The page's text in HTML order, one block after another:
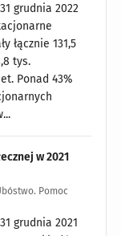
grudnia 2022
łącznie 131,5
tys.
Ponad 43%
w 2021
Pomoc
grudnia 2021